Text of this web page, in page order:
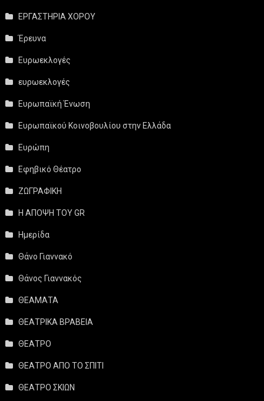
ΕΡΓΑΣΤΗΡΙΑ ΧΟΡΟΥ
Έρευνα
Ευρωεκλογές
ευρωεκλογές
Ευρωπαϊκή Ένωση
Ευρωπαϊκού Κοινοβουλίου στην Ελλάδα
Ευρώπη
Εφηβικό Θέατρο
ΖΩΓΡΑΦΙΚΗ
Η ΑΠΟΨΗ ΤΟΥ GR
Ημερίδα
Θάνο Γιαννακό
Θάνος Γιαννακός
ΘΕΑΜΑΤΑ
ΘΕΑΤΡΙΚΑ ΒΡΑΒΕΙΑ
ΘΕΑΤΡΟ
ΘΕΑΤΡΟ ΑΠΟ ΤΟ ΣΠΙΤΙ
ΘΕΑΤΡΟ ΣΚΙΩΝ